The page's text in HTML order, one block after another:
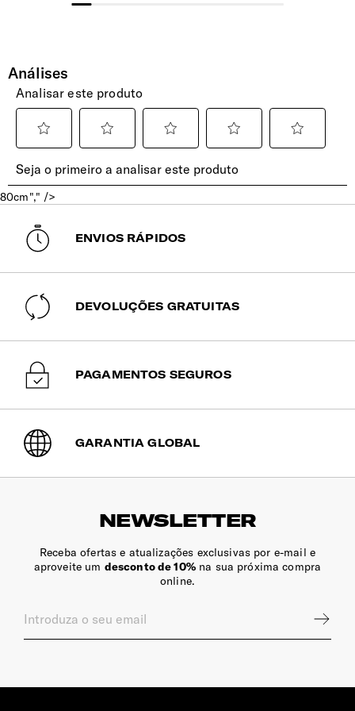
retrancar a sua bagagem sem danos.
Etiqueta de Identificação
Retrátil e integrada de forma discreta.
Pega Extensível
Duplo tubo, extensível, c/ botão para ajustar
confortavelmente à sua altura.
Rodas
INTERIOR
Compartimento Superior
Divisória com fecho de correr e com bolso em rede. Ideal
para transportar o vestuário mais delicado.
80cm"," />
ENVIOS RÁPIDOS
DEVOLUÇÕES GRATUITAS
PAGAMENTOS SEGUROS
GARANTIA GLOBAL
NEWSLETTER
Receba ofertas e atualizações exclusivas por e-mail e
aproveite um desconto de 10%na sua próxima compra
online.